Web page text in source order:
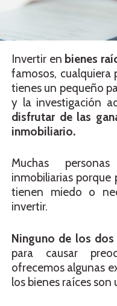
Invertir en bienes
famosos, cualquiera
tienes un pequeño
y la investigación
disfrutar de las
inmobiliario.
Muchas
inmobiliarias porque
tienen miedo o
invertir.
Ninguno de los dos
para causar
ofrecemos algunas
los bienes raíces son